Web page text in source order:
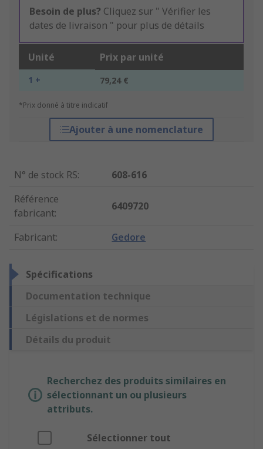
Besoin de plus? Cliquez sur " Vérifier les
dates de livraison " pour plus de détails
Unité Prix par unité
1 + 79,24 €
*Prix donné à titre indicatif
Ajouter à une nomenclature
N° de stock RS:
608-616
Référence
fabricant:
6409720
Fabricant: Gedore
Spécifications
Documentation technique
Législations et de normes
Détails du produit
Recherchez des produits similaires en
sélectionnant un ou plusieurs
attributs.
Sélectionner tout